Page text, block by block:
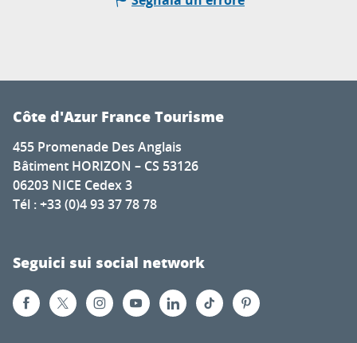
Côte d'Azur France Tourisme
455 Promenade Des Anglais
Bâtiment HORIZON – CS 53126
06203 NICE Cedex 3
Tél : +33 (0)4 93 37 78 78
Seguici sui social network